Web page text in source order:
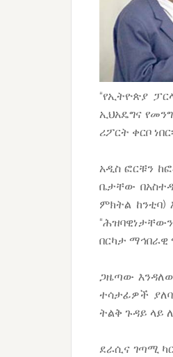
“የኢትዮጵያ
ኢህአዴግና
ሪፖርት ቀርቦ
አዲስ ፎርቹን
ቤታቸው
ምክትል ከንቲባ)
በርካታ ማኅበራዊ
ጋዜጣው እንዳለው
ተሳታፊዎች
ትልቅ ጉዳይ ላይ
ደራሲና ገጣሚ